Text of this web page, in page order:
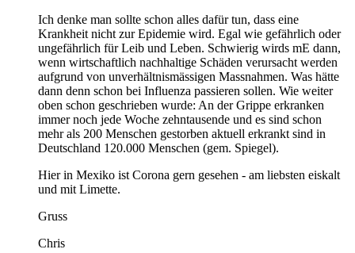
Ich denke man sollte schon alles dafür tun, dass eine
Krankheit nicht zur Epidemie wird. Egal wie gefährlich oder
ungefährlich für Leib und Leben. Schwierig wirds mE dann,
wenn wirtschaftlich nachhaltige Schäden verursacht werden
aufgrund von unverhältnismässigen Massnahmen. Was hätte
dann denn schon bei Influenza passieren sollen. Wie weiter
oben schon geschrieben wurde: An der Grippe erkranken
immer noch jede Woche zehntausende und es sind schon
mehr als 200 Menschen gestorben aktuell erkrankt sind in
Deutschland 120.000 Menschen (gem. Spiegel).
Hier in Mexiko ist Corona gern gesehen - am liebsten eiskalt
und mit Limette.
Gruss
Chris